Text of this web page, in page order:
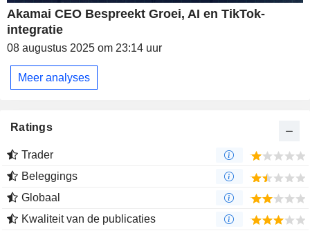
Akamai CEO Bespreekt Groei, AI en TikTok-
integratie
08 augustus 2025 om 23:14 uur
Meer analyses
Ratings
Trader
Beleggings
Globaal
Kwaliteit van de publicaties